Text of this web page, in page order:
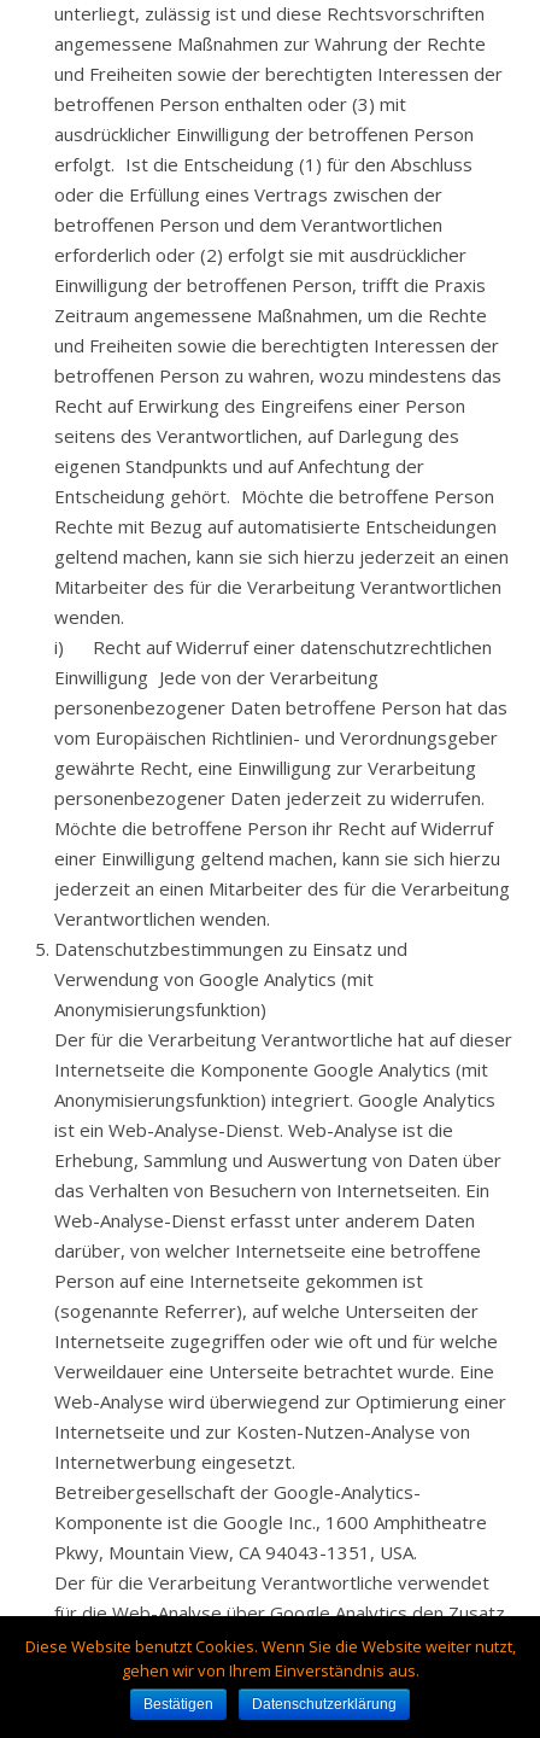
unterliegt, zulässig ist und diese Rechtsvorschriften
angemessene Maßnahmen zur Wahrung der Rechte
und Freiheiten sowie der berechtigten Interessen der
betroffenen Person enthalten oder (3) mit
ausdrücklicher Einwilligung der betroffenen Person
erfolgt. Ist die Entscheidung (1) für den Abschluss
oder die Erfüllung eines Vertrags zwischen der
betroffenen Person und dem Verantwortlichen
erforderlich oder (2) erfolgt sie mit ausdrücklicher
Einwilligung der betroffenen Person, trifft die Praxis
Zeitraum angemessene Maßnahmen, um die Rechte
und Freiheiten sowie die berechtigten Interessen der
betroffenen Person zu wahren, wozu mindestens das
Recht auf Erwirkung des Eingreifens einer Person
seitens des Verantwortlichen, auf Darlegung des
eigenen Standpunkts und auf Anfechtung der
Entscheidung gehört. Möchte die betroffene Person
Rechte mit Bezug auf automatisierte Entscheidungen
geltend machen, kann sie sich hierzu jederzeit an einen
Mitarbeiter des für die Verarbeitung Verantwortlichen
wenden.
i) Recht auf Widerruf einer datenschutzrechtlichen
Einwilligung Jede von der Verarbeitung
personenbezogener Daten betroffene Person hat das
vom Europäischen Richtlinien- und Verordnungsgeber
gewährte Recht, eine Einwilligung zur Verarbeitung
personenbezogener Daten jederzeit zu widerrufen.
Möchte die betroffene Person ihr Recht auf Widerruf
einer Einwilligung geltend machen, kann sie sich hierzu
jederzeit an einen Mitarbeiter des für die Verarbeitung
Verantwortlichen wenden.
Datenschutzbestimmungen zu Einsatz und
Verwendung von Google Analytics (mit
Anonymisierungsfunktion)
Der für die Verarbeitung Verantwortliche hat auf dieser
Internetseite die Komponente Google Analytics (mit
Anonymisierungsfunktion) integriert. Google Analytics
ist ein Web-Analyse-Dienst. Web-Analyse ist die
Erhebung, Sammlung und Auswertung von Daten über
das Verhalten von Besuchern von Internetseiten. Ein
Web-Analyse-Dienst erfasst unter anderem Daten
darüber, von welcher Internetseite eine betroffene
Person auf eine Internetseite gekommen ist
(sogenannte Referrer), auf welche Unterseiten der
Internetseite zugegriffen oder wie oft und für welche
Verweildauer eine Unterseite betrachtet wurde. Eine
Web-Analyse wird überwiegend zur Optimierung einer
Internetseite und zur Kosten-Nutzen-Analyse von
Internetwerbung eingesetzt.
Betreibergesellschaft der Google-Analytics-
Komponente ist die Google Inc., 1600 Amphitheatre
Pkwy, Mountain View, CA 94043-1351, USA.
Der für die Verarbeitung Verantwortliche verwendet
für die Web-Analyse über Google Analytics den Zusatz
„_gat._anonymizeIp“. Mittels dieses Zusatzes wird die
IP-Adresse des Internetanschlusses der betroffenen
Person von Google gekürzt und anonymisiert, wenn
Diese Website benutzt Cookies. Wenn Sie die Website weiter nutzt,
gehen wir von Ihrem Einverständnis aus.
Bestätigen Datenschutzerklärung